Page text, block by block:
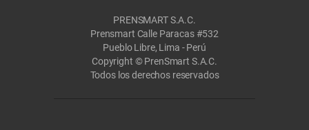
PRENSMART S.A.C.
Prensmart Calle Paracas #532
Pueblo Libre, Lima - Perú
Copyright © PrenSmart S.A.C.
Todos los derechos reservados